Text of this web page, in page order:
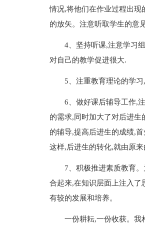
情况,将他们在作业过程出现
的放矢。注意听取学生的意
4、坚持听课,注意学习
对自己的教学促进很大.
5、注重教育理论的学
6、做好课后辅导工作,
的需求,同时加大了对后进
的辅导,提高后进生的成绩,
这样,后进生的转化,就由原
7、积极推进素质教育
合起来,在知识层面上注入了
有较的发展和培养。
一份耕耘,一份收获。我